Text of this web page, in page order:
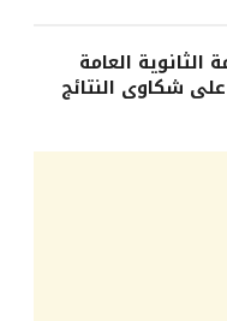
العامة
شكاوى النتائج